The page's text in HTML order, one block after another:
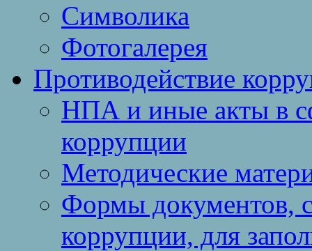
Символика
Фотогалерея
Противодействие
НПА и иные акты в
коррупции
Методические
Формы документов,
коррупции, для